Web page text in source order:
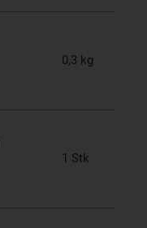
0,3 kg
1 Stk